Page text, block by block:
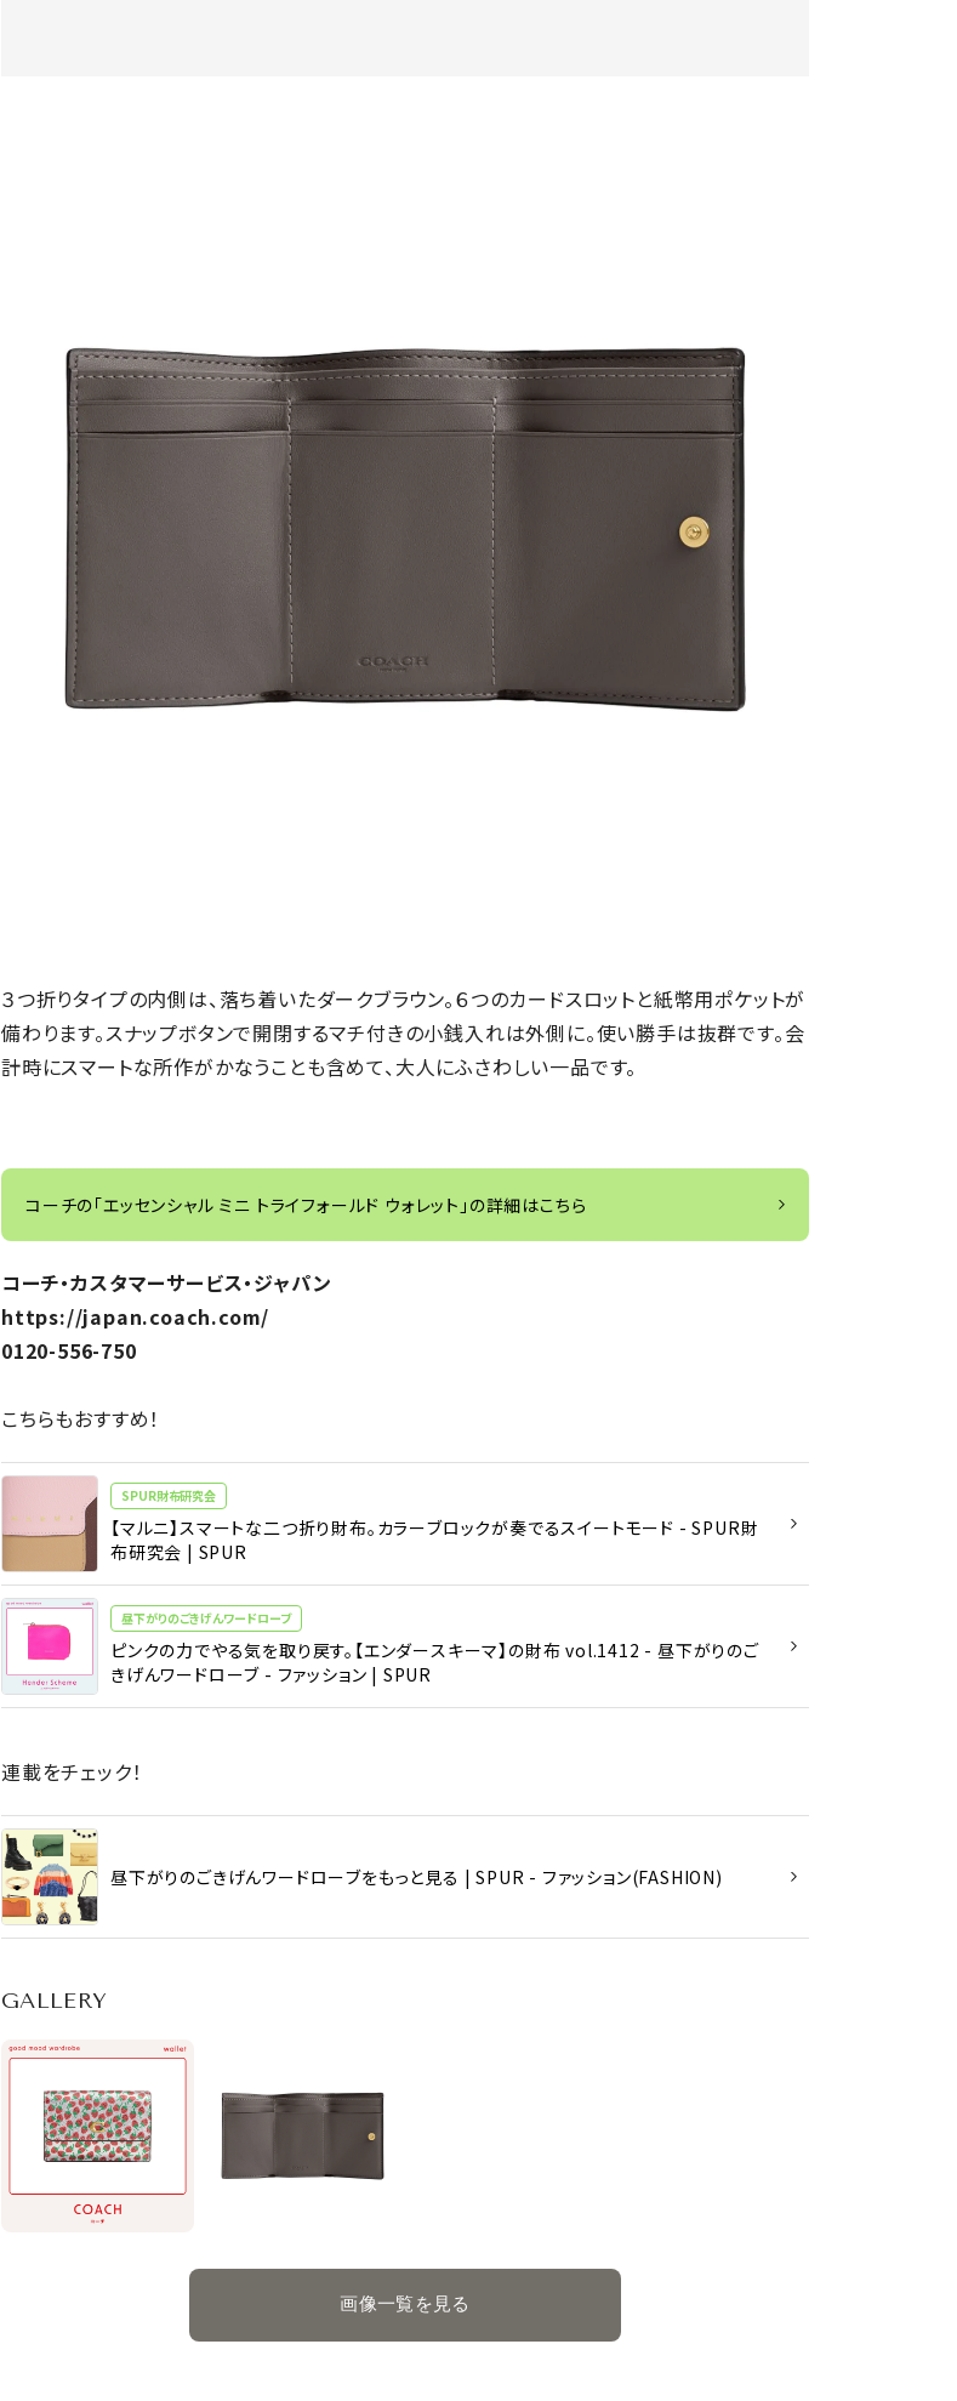
３つ折りタイプの内側は、落ち着いたダークブラウン。６つのカードスロットと紙幣用ポケットが
備わります。スナップボタンで開閉するマチ付きの小銭入れは外側に。使い勝手は抜群です。会
計時にスマートな所作がかなうことも含めて、大人にふさわしい一品です。
コーチの「エッセンシャル ミニ トライフォールド ウォレット」の詳細はこちら
コーチ・カスタマーサービス・ジャパン
https://japan.coach.com/
0120-556-750
こちらもおすすめ！
SPUR財布研究会
【マルニ】スマートな二つ折り財布。カラーブロックが奏でるスイートモード - SPUR財
布研究会 | SPUR
昼下がりのごきげんワードローブ
ピンクの力でやる気を取り戻す。【エンダースキーマ】の財布 vol.1412 - 昼下がりのご
きげんワードローブ - ファッション | SPUR
連載をチェック！
昼下がりのごきげんワードローブをもっと見る | SPUR - ファッション(FASHION)
GALLERY
画像一覧を見る